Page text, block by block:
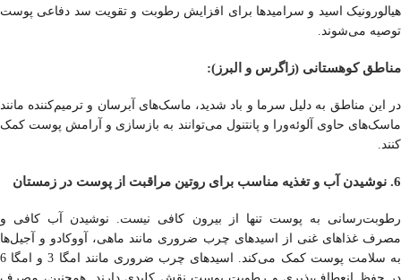
هیالورونیک اسید و سرامیدها برای افزایش رطوبت و تقویت سد دفاعی پوست
توصیه می‌شوند.
مناطق کوهستانی (زاگرس و البرز):
در این مناطق به دلیل سرما و باد شدید، ماسک‌های آبرسان و ترمیم‌کننده مانند
ماسک‌های حاوی آلوئه‌ورا و پانتنول می‌توانند به بازسازی و آرامش پوست کمک
کنند.
6. نوشیدن آب و تغذیه مناسب برای روتین مراقبت از پوست در زمستان
رطوبت‌رسانی به پوست تنها از بیرون کافی نیست. نوشیدن آب کافی و
مصرف غذاهای غنی از اسیدهای چرب ضروری مانند ماهی، آووکادو و آجیل‌ها
به سلامت پوست کمک می‌کند. اسیدهای چرب ضروری مانند امگا 3 و امگا 6